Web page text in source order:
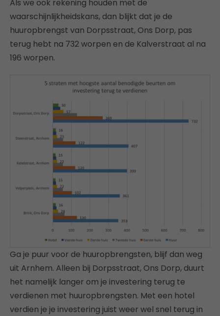
Als we ook rekening houden met de
waarschijnlijkheidskans, dan blijkt dat je de
huuropbrengst van Dorpsstraat, Ons Dorp, pas
terug hebt na 732 worpen en de Kalverstraat al na
196 worpen.
Ga je puur voor de huuropbrengsten, blijf dan weg
uit Arnhem. Alleen bij Dorpsstraat, Ons Dorp, duurt
het namelijk langer om je investering terug te
verdienen met huuropbrengsten. Met een hotel
verdien je je investering juist weer wel snel terug in